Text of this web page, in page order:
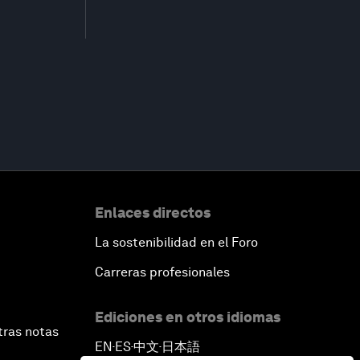
notas
Enlaces directos
La sostenibilidad en el Foro
Carreras profesionales
Ediciones en otros idiomas
EN ▪ES▪中文▪ 日本語